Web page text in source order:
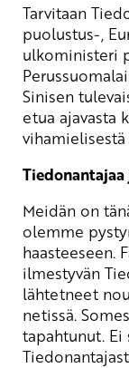
Tarvitaan
puolustus-,
ulkoministeri
Sinisen
etua ajavasta
Meidän on
olemme
haasteeseen.
ilmestyvän
lähtetneet
netissä.
tapahtunut. Ei